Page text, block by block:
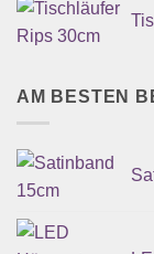
AM BESTEN